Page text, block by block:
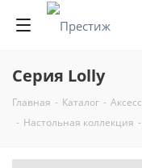
Серия Lolly
Главная - Каталог -
- Настольная коллекция -